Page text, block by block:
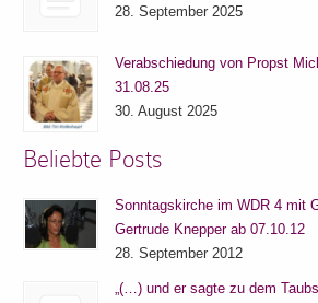
28. September 2025
Verabschiedung von Propst
31.08.25
30. August 2025
Beliebte Posts
Sonntagskirche im WDR 4 mit
Gertrude Knepper ab 07.10.12
28. September 2012
„(…) und er sagte zu dem